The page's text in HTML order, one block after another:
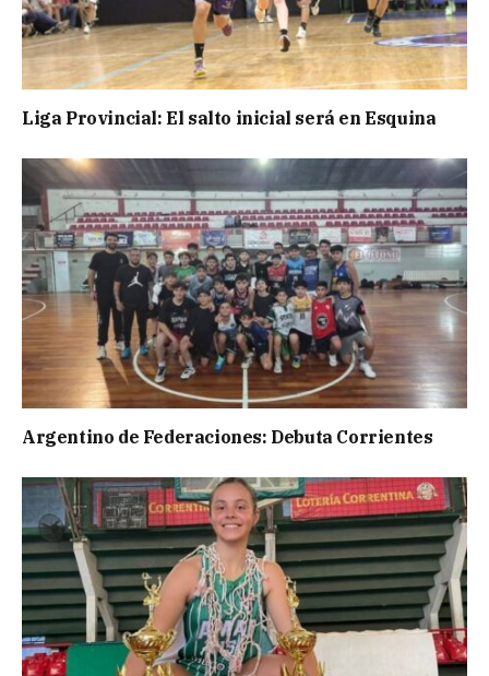
Liga Provincial: El salto inicial será en Esquina
Argentino de Federaciones: Debuta Corrientes